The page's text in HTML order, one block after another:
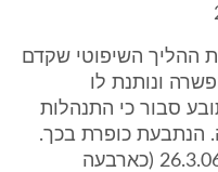
ההליך השיפוטי שקדם
ונותנת לו
סבור כי התנהלות
הנתבעת כופרת בכך.
בשל האמור הגיש התובע ביום 26.3.06 (כארבעה